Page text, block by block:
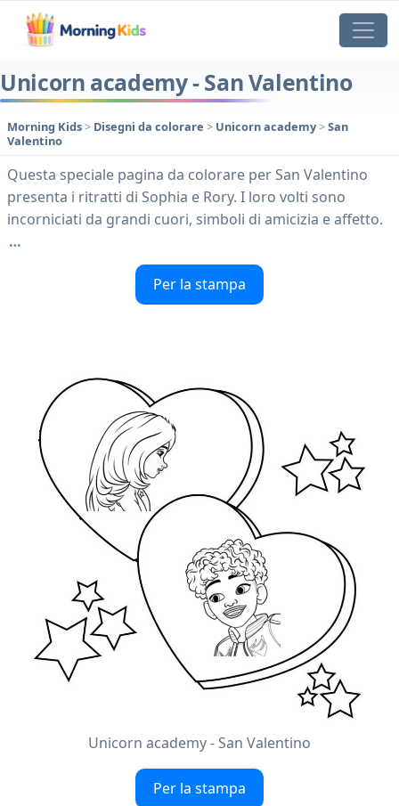
Unicorn academy - San Valentino
Morning Kids> Disegni da colorare > Unicorn academy>San
Valentino
Questa speciale pagina da colorare per San Valentino
presenta i ritratti di Sophia e Rory. I loro volti sono
incorniciati da grandi cuori, simboli di amicizia e affetto.
…
Per la stampa
Unicorn academy - San Valentino
Per la stampa